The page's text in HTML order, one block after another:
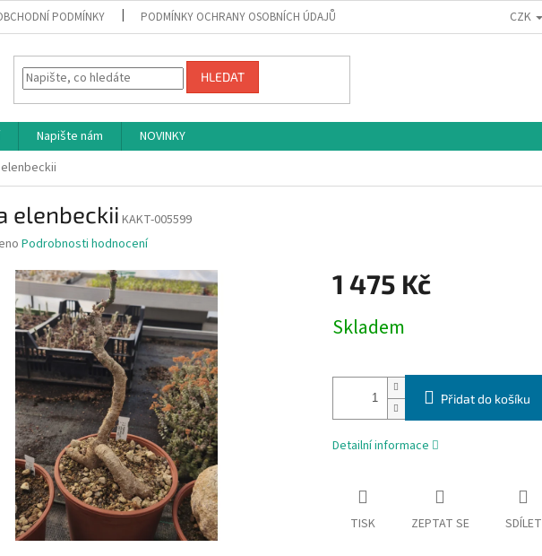
PODMÍNKY PODMÍNKY OCHRANY OSOBNÍCH ÚDAJŮ CZK
HLEDAT
Napište nám
NOVINKY
elenbeckiiKAKT-005599
Podrobnosti hodnocení
1 475 Kč
cena:
Skladem
Přidat do košíku
Detailní informace
TISK ZEPTAT SE SDÍLET